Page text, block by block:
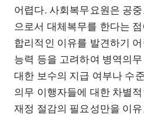
어렵다. 사회복무요원은 공
으로서 대체복무를 한다는
합리적인 이유를 발견하기
능력 등을 고려하여 병역의
대한 보수의 지급 여부나 수
의무 이행자들에 대한 차별
재정 절감의 필요성만을 이